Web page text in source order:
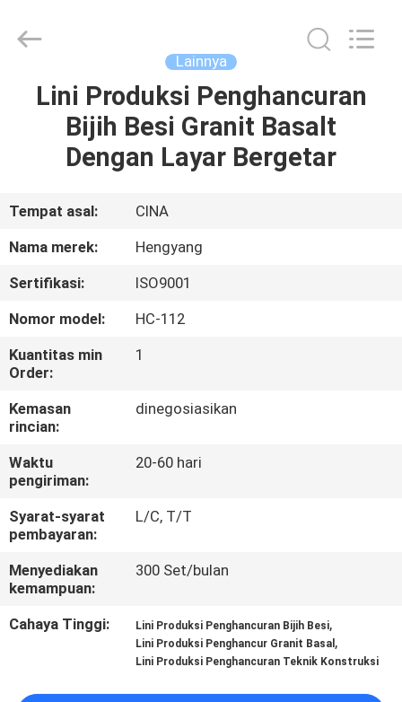
RUMAH
PRODUK
TENTANG
KAMI
TUR
PABRIK
KONTROL
KUALITAS
HUBUNGI
KAMI
BERITA
KASUS
Industrial
Lainnya
Lini Produksi Penghancuran
Bijih Besi Granit Basalt
Dengan Layar Bergetar
Tempat asal:
CINA
Nama merek:
Hengyang
Sertifikasi:
ISO9001
Nomor model:
HC-112
Kuantitas min
Order:
1
Kemasan
rincian:
dinegosiasikan
Waktu
pengiriman:
20-60 hari
Syarat-syarat
pembayaran:
L/C, T/T
Menyediakan
kemampuan:
300 Set/bulan
Cahaya Tinggi: Lini Produksi Penghancuran Bijih Besi,
Lini Produksi Penghancur Granit Basal ,
Lini Produksi Penghancuran Teknik Konstruksi